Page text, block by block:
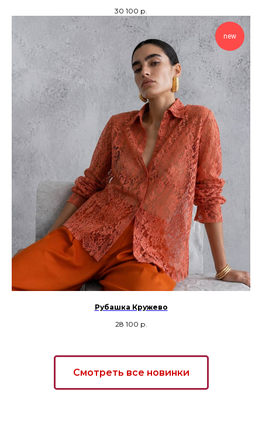
30 100 р.
new
Рубашка Кружево
28 100 р.
Смотреть все новинки